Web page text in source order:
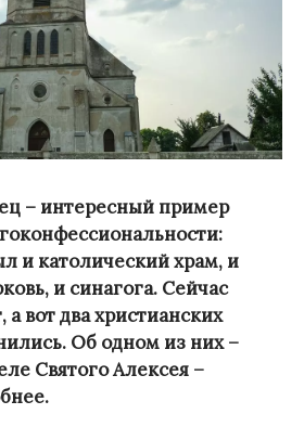
– интересный пример
и католический храм, и
и синагога. Сейчас
а вот два христианских
Об одном из них –
Святого Алексея –